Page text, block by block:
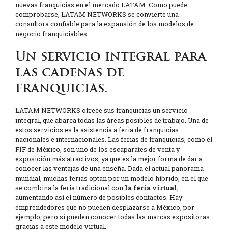
nuevas franquicias en el mercado LATAM. Como puede
comprobarse, LATAM NETWORKS se convierte una
consultora confiable para la expansión de los modelos de
negocio franquiciables.
Un servicio integral para
las cadenas de
franquicias.
LATAM NETWORKS ofrece sus franquicias un servicio
integral, que abarca todas las áreas posibles de trabajo. Una de
estos servicios es la asistencia a feria de franquicias
nacionales e internacionales. Las ferias de franquicias, como el
FIF de México, son uno de los escaparates de venta y
exposición más atractivos, ya que es la mejor forma de dar a
conocer las ventajas de una enseña. Dada el actual panorama
mundial, muchas ferias optan por un modelo híbrido, en el que
se combina la feria tradicional con la feria virtual,
aumentando así el número de posibles contactos. Hay
emprendedores que no pueden desplazarse a México, por
ejemplo, pero sí pueden conocer todas las marcas expositoras
gracias a este modelo virtual.